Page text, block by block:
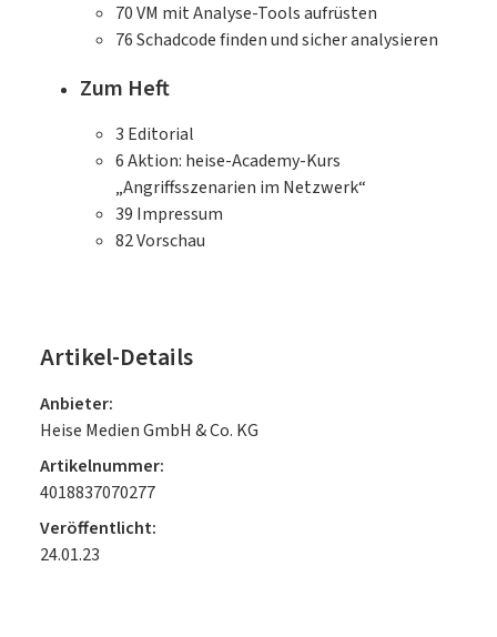
70VM mit Analyse-Tools aufrüsten
76Schadcode finden und sicher analysieren
Zum Heft
3 Editorial
6Aktion: heise-Academy-Kurs
„Angriffsszenarien im Netzwerk“
39 Impressum
82Vorschau
Artikel-Details
Anbieter:
Heise Medien GmbH & Co. KG
Artikelnummer:
4018837070277
Veröffentlicht:
24.01.23